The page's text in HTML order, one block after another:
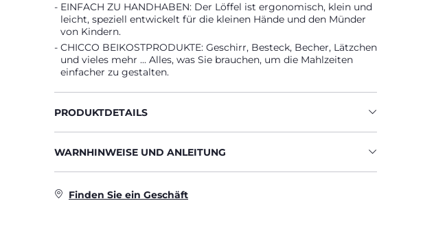
EINFACH ZU HANDHABEN: Der Löffel ist ergonomisch, klein und
leicht, speziell entwickelt für die kleinen Hände und den Münder
von Kindern.
CHICCO BEIKOSTPRODUKTE: Geschirr, Besteck, Becher, Lätzchen
und vieles mehr ... Alles, was Sie brauchen, um die Mahlzeiten
einfacher zu gestalten.
PRODUKTDETAILS
WARNHINWEISE UND ANLEITUNG
Finden Sie ein Geschäft